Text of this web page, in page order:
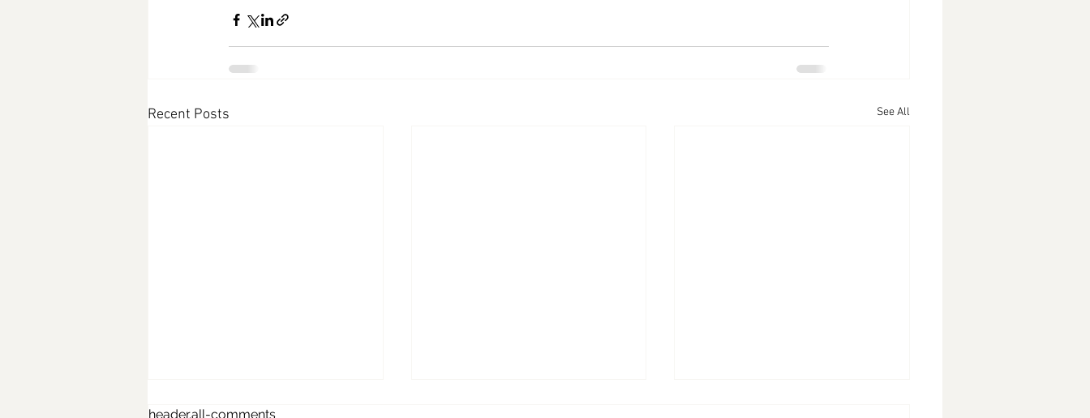
Recent Posts See All
header.all-comments